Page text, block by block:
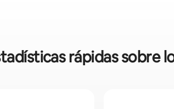
rápidas sobre